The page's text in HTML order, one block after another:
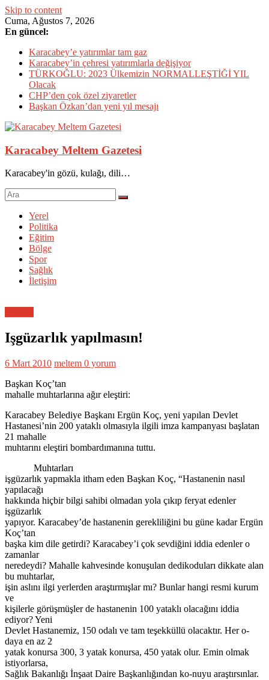
Skip to content
Cuma, Ağustos 7, 2026
En güncel:
Karacabey’e yatırımlar tam gaz
Karacabey’in çehresi yatırımlarla değişiyor
TÜRKOĞLU: 2023 Ülkemizin NORMALLEŞTİĞİ YIL
Olacak
CHP’den çok özel ziyaretler
Başkan Özkan’dan yeni yıl mesajı
Karacabey Meltem Gazetesi
Karacabey'in gözü, kulağı, dili…
Yerel
Politika
Eğitim
Bölge
Spor
Sağlık
İletişim
Işgüzarlık yapılmasın!
6 Mart 2010 meltem 0 yorum
Başkan Koç’tan
mahalle muhtarlarına ağır eleştiri:
Karacabey Belediye Başkanı Ergün Koç, yeni yapılan Devlet
Hastanesi’nin 200 yataklı olmasıyla ilgili imza kampanyası başlatan
21 mahalle
muhtarını eleştiri bombardımanına tuttu.
Muhtarları
işgüzarlık yapmakla itham eden Başkan Koç, “Hastanenin nasıl
yapılacağı
hakkında hiçbir bilgi sahibi olmadan yola çıkıp feryat edenler
işgüzarlık
yapıyor. Karacabey’de hastanenin gerekliliğini bu güne kadar Ergün
Koç’tan
başka kim dile getirdi? Karacabey’i çok sevdiğini iddia edenler o
zamanlar
neredeydi? Mahalle kahvesinde konuşulan dedikoduları dikkate alan
bu muhtarlar,
işin aslını ilgi yerlerden araştırmışlar mı? Bunlar hangi resmi kurum
ve
kişilerle görüşmüşler de hastanenin 100 yataklı olacağını iddia
ediyor? Yeni
Devlet Hastanemiz, 150 odalı ve tam teşekküllü olacaktır. Her o-
daya en az 2
yatak konursa 300, 3 yatak konursa, 450 yatak olur. Emin olmak
istiyorlarsa,
Sağlık Bakanlığı İnşaat Daire Başkanlığından ko-nuyu araştırsınlar.